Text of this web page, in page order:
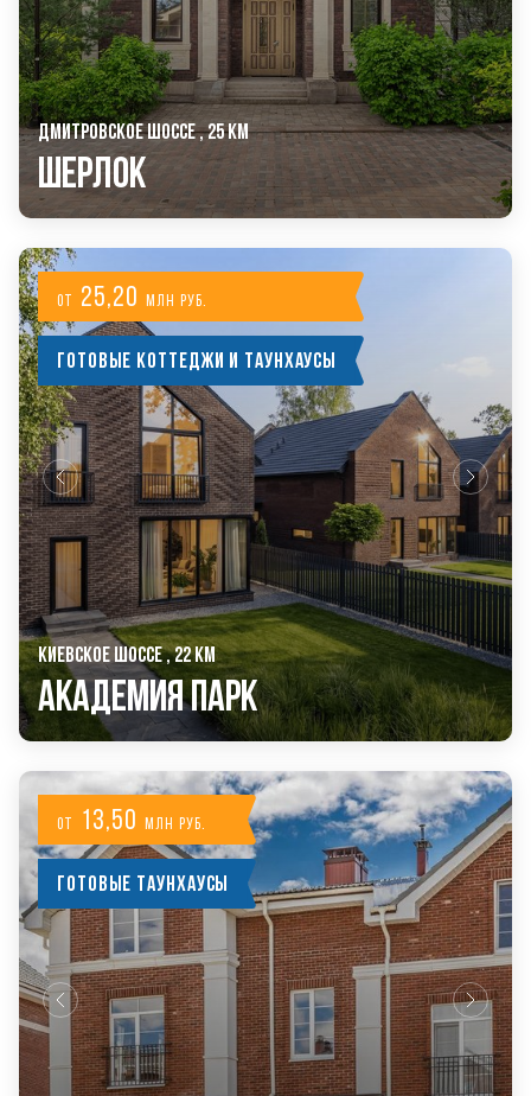
ДМИТРОВСКОЕ ШОССЕ , 25 КМ
Шерлок
от 25,20 млн руб.
Готовые коттеджи и таунхаусы
КИЕВСКОЕ ШОССЕ , 22 КМ
Академия Парк
от 13,50 млн руб.
Готовые таунхаусы